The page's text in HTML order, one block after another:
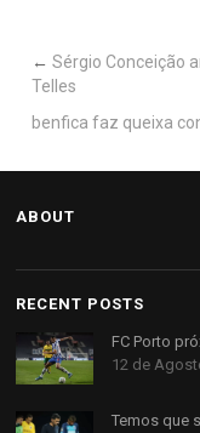
←Sérgio Conceição
Telles
benfica faz queixa
ABOUT
RECENT POSTS
FC Porto
12 de
Temos que